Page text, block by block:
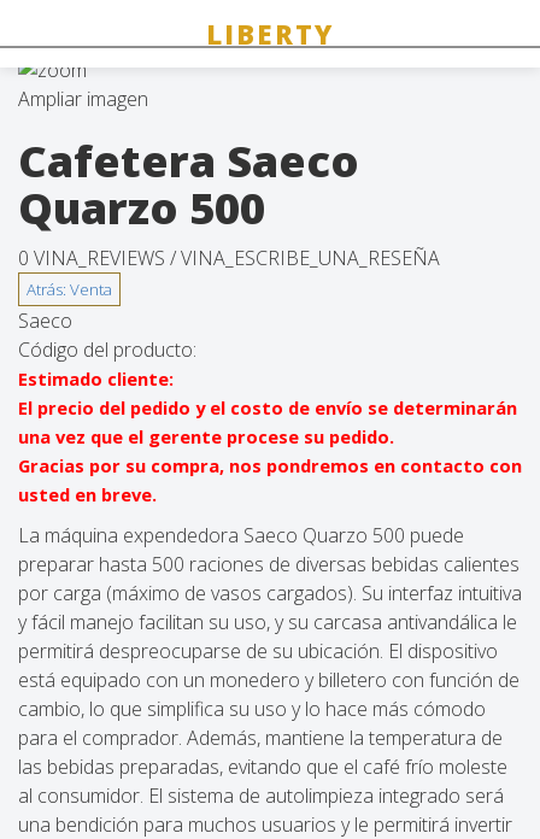
Ampliar imagen
Cafetera Saeco
Quarzo 500
0 VINA_REVIEWS /VINA_ESCRIBE_UNA_RESEÑA
Saeco
Código del producto:
Estimado cliente:
El precio del pedido y el costo de envío se determinarán
una vez que el gerente procese su pedido.
Gracias por su compra, nos pondremos en contacto con
usted en breve.
La máquina expendedora Saeco Quarzo 500 puede
preparar hasta 500 raciones de diversas bebidas calientes
por carga (máximo de vasos cargados). Su interfaz intuitiva
y fácil manejo facilitan su uso, y su carcasa antivandálica le
permitirá despreocuparse de su ubicación. El dispositivo
está equipado con un monedero y billetero con función de
cambio, lo que simplifica su uso y lo hace más cómodo
para el comprador. Además, mantiene la temperatura de
las bebidas preparadas, evitando que el café frío moleste
al consumidor. El sistema de autolimpieza integrado será
una bendición para muchos usuarios y le permitirá invertir